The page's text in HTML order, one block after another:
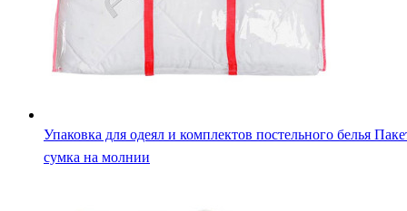
Упаковка для постельного белья из ПВХ пакет со скотч-